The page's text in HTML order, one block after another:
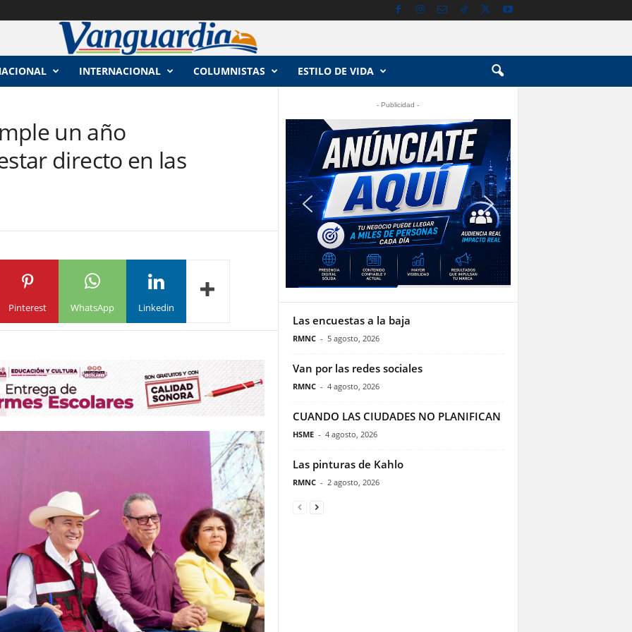
INTERNACIONAL COLUMNISTAS ESTILO DE VIDA
un año
directo en las
Pinterest WhatsApp Linkedin
- Publicidad -
Las encuestas a la baja
RMNC - 5 agosto, 2026
Van por las redes sociales
RMNC - 4 agosto, 2026
CUANDO LAS CIUDADES NO PLANIFICAN
HSME - 4 agosto, 2026
Las pinturas de Kahlo
RMNC - 2 agosto, 2026